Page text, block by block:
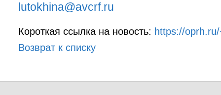
lutokhina@avcrf.ru
Короткая ссылка на новость: https://
Возврат к списку